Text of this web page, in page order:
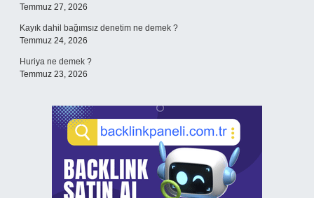
Temmuz 27, 2026
Kayık dahil bağımsız denetim ne demek ?
Temmuz 24, 2026
Huriya ne demek ?
Temmuz 23, 2026